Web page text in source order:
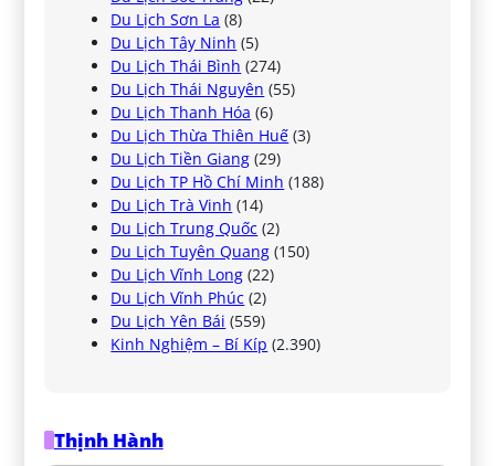
Du Lịch Sơn La (8)
Du Lịch Tây Ninh (5)
Du Lịch Thái Bình (274)
Du Lịch Thái Nguyên (55)
Du Lịch Thanh Hóa (6)
Du Lịch Thừa Thiên Huế (3)
Du Lịch Tiền Giang (29)
Du Lịch TP Hồ Chí Minh (188)
Du Lịch Trà Vinh (14)
Du Lịch Trung Quốc (2)
Du Lịch Tuyên Quang (150)
Du Lịch Vĩnh Long (22)
Du Lịch Vĩnh Phúc (2)
Du Lịch Yên Bái (559)
Kinh Nghiệm – Bí Kíp (2.390)
Thịnh Hành